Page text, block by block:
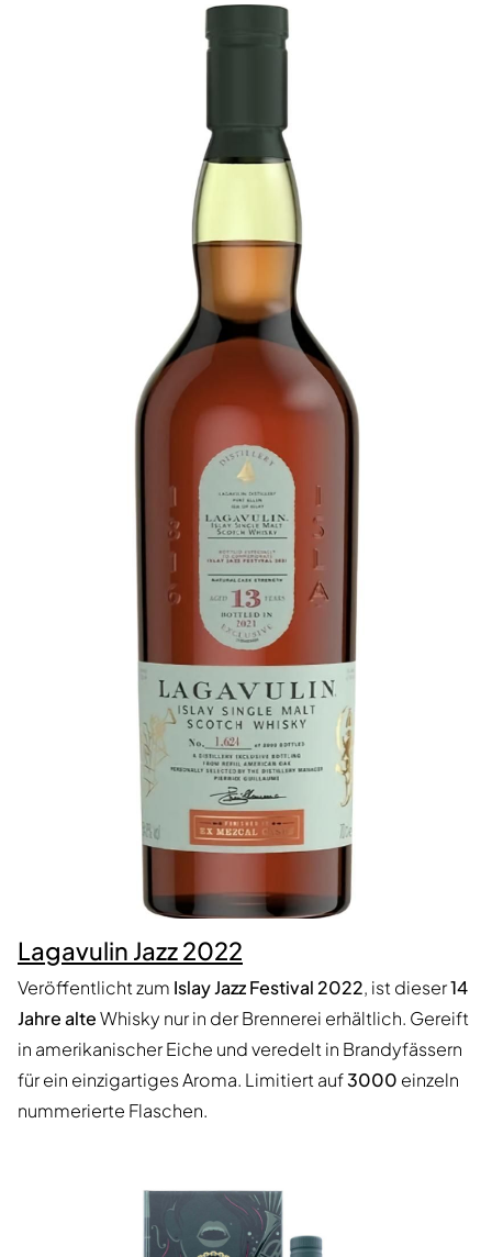
Lagavulin Jazz 2022
Veröffentlicht zum Islay Jazz Festival 2022, ist dieser14
Jahre alteWhisky nur in der Brennerei erhältlich. Gereift
in amerikanischer Eiche und veredelt in Brandyfässern
für ein einzigartiges Aroma. Limitiert auf3000 einzeln
nummerierte Flaschen.